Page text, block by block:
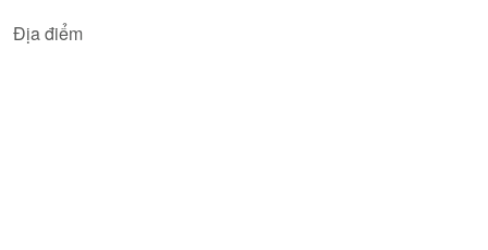
Địa điểm